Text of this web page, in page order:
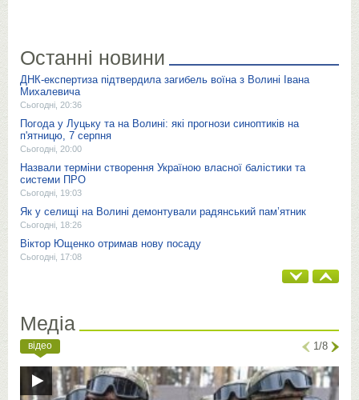
Останні новини
ДНК-експертиза підтвердила загибель воїна з Волині Івана
Михалевича
Сьогодні, 20:36
Погода у Луцьку та на Волині: які прогнози синоптиків на
п'ятницю, 7 серпня
Сьогодні, 20:00
Назвали терміни створення Україною власної балістики та
системи ПРО
Сьогодні, 19:03
Як у селищі на Волині демонтували радянський пам’ятник
Сьогодні, 18:26
Віктор Ющенко отримав нову посаду
Сьогодні, 17:08
Медіа
відео 1/8